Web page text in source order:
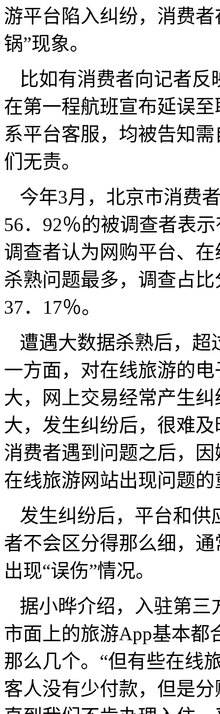
游平台陷入纠纷，消费
锅”现象。
比如有消费者向记者
在第一程航班宣布延误
系平台客服，均被告知
们无责。
今年3月，北京市消费
56．92％的被调查者表
调查者认为网购平台、
杀熟问题最多，调查占
37．17％。
遭遇大数据杀熟后，超
一方面，对在线旅游的
大，网上交易经常产生
大，发生纠纷后，很难
消费者遇到问题之后，
在线旅游网站出现问题
发生纠纷后，平台和供
者不会区分得那么细，
出现“误伤”情况。
据小晔介绍，入驻第三
市面上的旅游App基本都
那么几个。“但有些在线
客人没有少付款，但是